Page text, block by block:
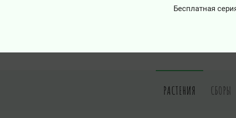
Бесплатная
РАСТЕНИЯ СБОРЫ